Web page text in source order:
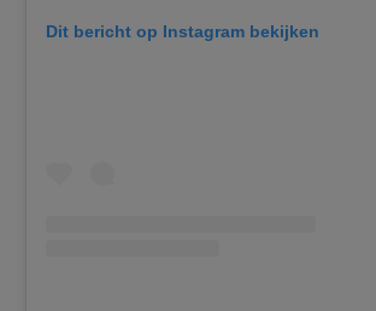
Dit bericht op Instagram bekijken